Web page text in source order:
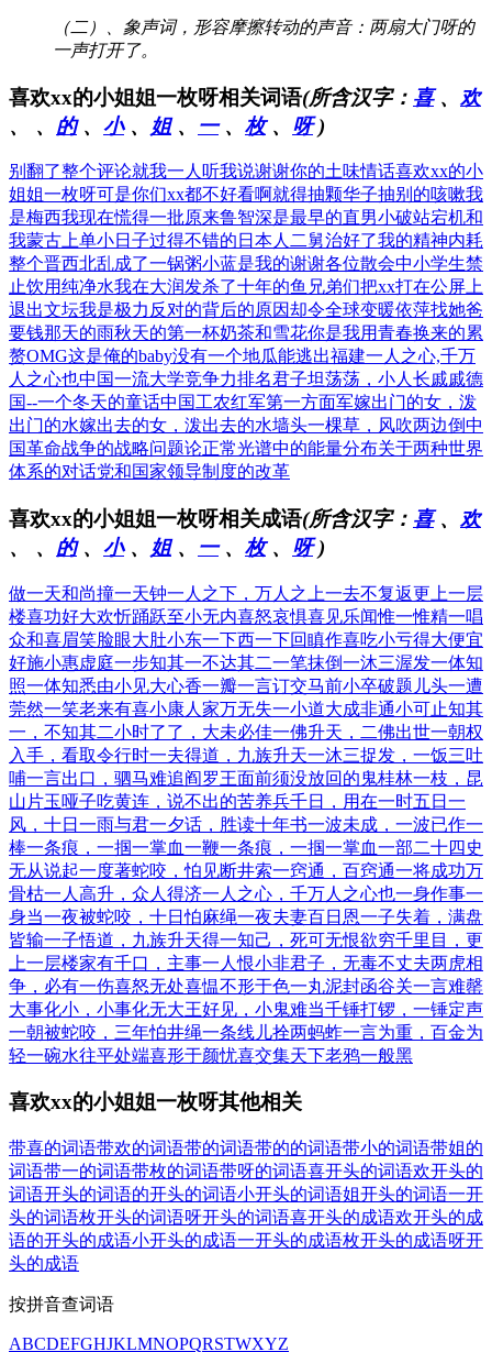
（二）、象声词，形容摩擦转动的声音：两扇大门呀的
一声打开了。
喜欢xx的小姐姐一枚呀相关词语(所含汉字： 喜、 欢
、
、 的、 小、 姐、 一、 枚、 呀)
别翻了整个评论就我一人 听我说谢谢你的土味情话喜欢xx的小
姐姐一枚呀可是你们xx都不好看啊就得抽颗华子抽别的咳嗽我
是梅西我现在慌得一批原来鲁智深是最早的直男小破站宕机和
我蒙古上单小日子过得不错的日本人 二舅治好了我的精神内耗
整个晋西北乱成了一锅粥小蓝是我的谢谢各位散会中小学生禁
止饮用纯净水我在大润发杀了十年的鱼 兄弟们把xx打在公屏上
退出文坛我是极力反对的背后的原因却令全球变暖依萍找她爸
要钱那天的雨秋天的第一杯奶茶和雪花你是我用青春换来的累
赘OMG这是俺的baby没有一个地瓜能逃出福建一人之心,千万
人之心也中国一流大学竞争力排名君子坦荡荡，小人长戚戚德
国--一个冬天的童话中国工农红军第一方面军嫁出门的女，泼
出门的水嫁出去的女，泼出去的水墙头一棵草，风吹两边倒中
国革命战争的战略问题论正常光谱中的能量分布关于两种世界
体系的对话党和国家领导制度的改革
喜欢xx的小姐姐一枚呀相关成语(所含汉字： 喜、 欢
、
、 的、 小、 姐、 一、 枚、 呀)
做一天和尚撞一天钟一人之下，万人之上一去不复返更上一层
楼喜功好大欢忻踊跃至小无内喜怒哀惧喜见乐闻惟一惟精一唱
众和喜眉笑脸眼大肚小东一下西一下回瞋作喜吃小亏得大便宜
好施小惠虚庭一步知其一不达其二一笔抹倒一沐三渥发一体知
照一体知悉由小见大心香一瓣一言订交马前小卒破题儿头一遭
莞然一笑老来有喜小康人家万无失一小道大成非通小可止知其
一，不知其二小时了了，大未必佳一佛升天，二佛出世一朝权
入手，看取令行时一夫得道，九族升天一沐三捉发，一饭三吐
哺一言出口，驷马难追阎罗王面前须没放回的鬼桂林一枝，昆
山片玉哑子吃黄连，说不出的苦养兵千日，用在一时五日一
风，十日一雨与君一夕话，胜读十年书一波未成，一波已作一
棒一条痕，一掴一掌血一鞭一条痕，一掴一掌血一部二十四史
无从说起一度著蛇咬，怕见断井索一窍通，百窍通一将成功万
骨枯一人高升，众人得济一人之心，千万人之心也一身作事一
身当一夜被蛇咬，十日怕麻绳一夜夫妻百日恩一子失着，满盘
皆输一子悟道，九族升天得一知己，死可无恨欲穷千里目，更
上一层楼家有千口，主事一人恨小非君子，无毒不丈夫两虎相
争，必有一伤喜怒无处喜愠不形于色一丸泥封函谷关一言难罄
大事化小，小事化无大王好见，小鬼难当千锤打锣，一锤定声
一朝被蛇咬，三年怕井绳一条线儿拴两蚂蚱一言为重，百金为
轻一碗水往平处端喜形于颜忧喜交集天下老鸦一般黑
喜欢xx的小姐姐一枚呀其他相关
带喜的词语带欢的词语带的词语带的的词语带小的词语带姐的
词语带一的词语带枚的词语带呀的词语喜开头的词语欢开头的
词语开头的词语的开头的词语小开头的词语姐开头的词语一开
头的词语枚开头的词语呀开头的词语喜开头的成语欢开头的成
语的开头的成语小开头的成语一开头的成语枚开头的成语呀开
头的成语
按拼音查词语
ABCDEFGHJKLMNOPQRSTWXYZ